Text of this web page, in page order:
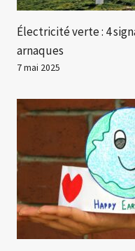
Électricité verte : 4
arnaques
7 mai 2025